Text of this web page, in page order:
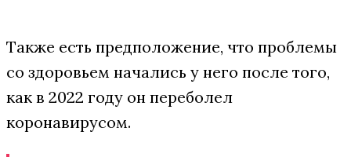
Также есть предположение, что проблемы
со здоровьем начались у него после того,
как в 2022 году он переболел
коронавирусом.